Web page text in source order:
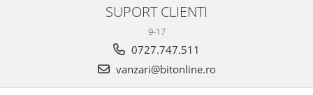
SUPORT CLIENTI
9-17
0727.747.511
vanzari@bitonline.ro